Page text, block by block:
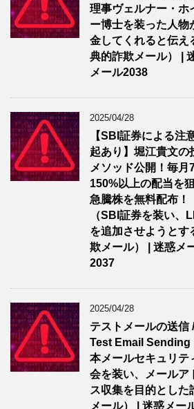
理事ヴェルナー・ホ
ー博士を装った人物
金してくれると伝え
典的詐欺メール） |
メール2038
2025/04/28
【SBI証券による注
起あり】堀江貴文の
メソッド公開！毎月
150%以上の配当を
急騰株を無料配布！
（SBI証券を装い、
を追加させようとす
欺メール） | 迷惑メ
2037
2025/04/28
テストメールの送信 /
Test Email Sending
本メールセキュリテ
会を装い、メールア
ス収集を目的とした
メール） | 迷惑メー